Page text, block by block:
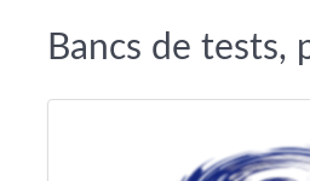
Bancs de tests,